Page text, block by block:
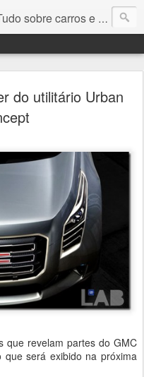
sobre carros e motores
do utilitário Urban
que revelam partes do GMC
que será exibido na próxima